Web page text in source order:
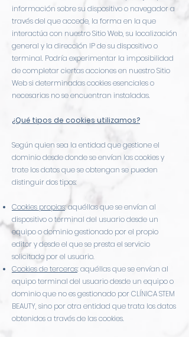
información sobre su dispositivo o navegador a
través del que accede, la forma en la que
interactúa con nuestro Sitio Web, su localización
general y la dirección IP de su dispositivo o
terminal. Podría experimentar la imposibilidad
de completar ciertas acciones en nuestro Sitio
Web si determinadas cookies esenciales o
necesarias no se encuentran instaladas.
¿Qué tipos de cookies utilizamos?
Según quien sea la entidad que gestione el
dominio desde donde se envían las cookies y
trate los datos que se obtengan se pueden
distinguir dos tipos:
Cookies propias: aquéllas que se envían al
dispositivo o terminal del usuario desde un
equipo o dominio gestionado por el propio
editor y desde el que se presta el servicio
solicitado por el usuario.
Cookies de terceros: aquéllas que se envían al
equipo terminal del usuario desde un equipo o
dominio que no es gestionado por CLÍNICA STEM
BEAUTY, sino por otra entidad que trata los datos
obtenidos a través de las cookies.